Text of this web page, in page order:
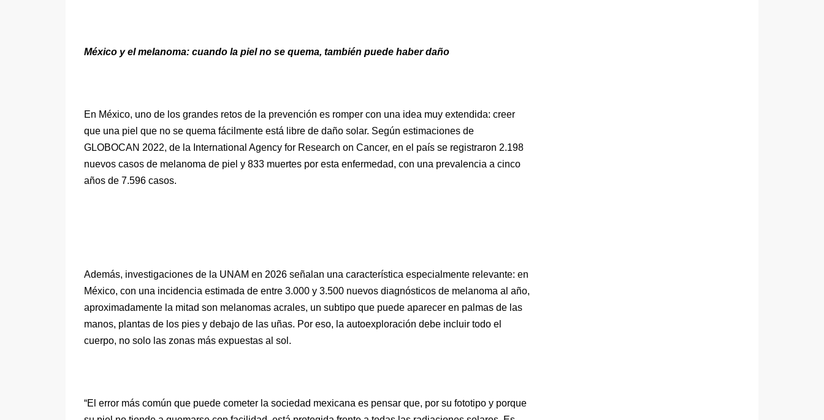
México y el melanoma: cuando la piel no se quema, también puede haber daño
En México, uno de los grandes retos de la prevención es romper con una idea muy extendida: creer
que una piel que no se quema fácilmente está libre de daño solar. Según estimaciones de
GLOBOCAN 2022, de la International Agency for Research on Cancer, en el país se registraron 2.198
nuevos casos de melanoma de piel y 833 muertes por esta enfermedad, con una prevalencia a cinco
años de 7.596 casos.
Además, investigaciones de la UNAM en 2026 señalan una característica especialmente relevante: en
México, con una incidencia estimada de entre 3.000 y 3.500 nuevos diagnósticos de melanoma al año,
aproximadamente la mitad son melanomas acrales, un subtipo que puede aparecer en palmas de las
manos, plantas de los pies y debajo de las uñas. Por eso, la autoexploración debe incluir todo el
cuerpo, no solo las zonas más expuestas al sol.
“El error más común que puede cometer la sociedad mexicana es pensar que, por su fototipo y porque